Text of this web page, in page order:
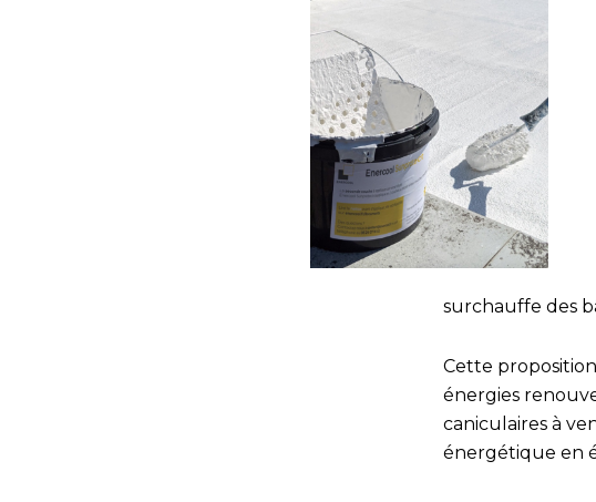
surchauffe des
Cette
énergies
caniculaires à
énergétique en